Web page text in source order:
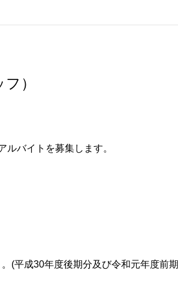
）
バイトを募集します。
(平成30年度後期分及び令和元年度前期